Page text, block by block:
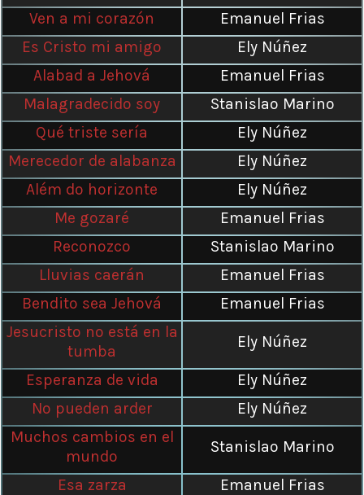
Ven a mi corazón
Emanuel Frias
Es Cristo mi amigo
Ely Núñez
Alabad a Jehová
Emanuel Frias
Malagradecido soy
Stanislao Marino
Qué triste sería
Ely Núñez
Merecedor de alabanza
Ely Núñez
Além do horizonte
Ely Núñez
Me gozaré
Emanuel Frias
Reconozco
Stanislao Marino
Lluvias caerán
Emanuel Frias
Bendito sea Jehová
Emanuel Frias
Jesucristo no está en la
tumba
Ely Núñez
Esperanza de vida
Ely Núñez
No pueden arder
Ely Núñez
Muchos cambios en el
mundo
Stanislao Marino
Esa zarza
Emanuel Frias